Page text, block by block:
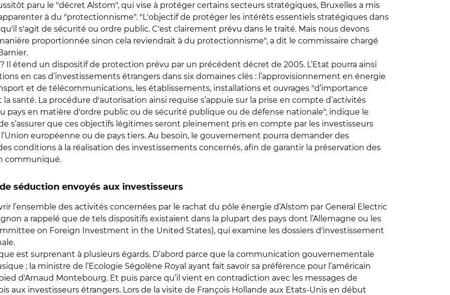
paru le "décret Alstom", qui vise à protéger certains secteurs stratégiques, Bruxelles a mis
à du "protectionnisme". "L'objectif de protéger les intérêts essentiels stratégiques dans
s'agit de sécurité ou ordre public. C'est clairement prévu dans le traité. Mais nous devons
proportionnée sinon cela reviendrait à du protectionnisme", a dit le commissaire chargé
Il étend un dispositif de protection prévu par un précédent décret de 2005. L’Etat pourra ainsi
en cas d’investissements étrangers dans six domaines clés : l’approvisionnement en énergie
et de télécommunications, les établissements, installations et ouvrages "d’importance
santé. La procédure d'autorisation ainsi requise s’appuie sur la prise en compte d’activités
pays en matière d'ordre public ou de sécurité publique ou de défense nationale", indique le
s’assurer que ces objectifs légitimes seront pleinement pris en compte par les investisseurs
européenne ou de pays tiers. Au besoin, le gouvernement pourra demander des
conditions à la réalisation des investissements concernés, afin de garantir la préservation des
communiqué.
séduction envoyés aux investisseurs
l’ensemble des activités concernées par le rachat du pôle énergie d’Alstom par General Electric
a rappelé que de tels dispositifs existaient dans la plupart des pays dont l’Allemagne ou les
on Foreign Investment in the United States), qui examine les dossiers d'investissement
est surprenant à plusieurs égards. D’abord parce que la communication gouvernementale
; la ministre de l’Ecologie Ségolène Royal ayant fait savoir sa préférence pour l’américain
d'Arnaud Montebourg. Et puis parce qu’il vient en contradiction avec les messages de
aux investisseurs étrangers. Lors de la visite de François Hollande aux Etats-Unis en début